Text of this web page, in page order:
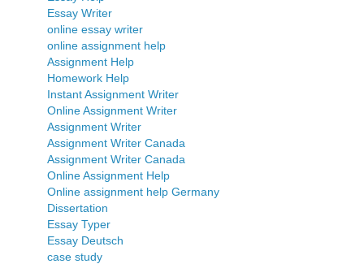
Essay Writer
online essay writer
online assignment help
Assignment Help
Homework Help
Instant Assignment Writer
Online Assignment Writer
Assignment Writer
Assignment Writer Canada
Assignment Writer Canada
Online Assignment Help
Online assignment help Germany
Dissertation
Essay Typer
Essay Deutsch
case study